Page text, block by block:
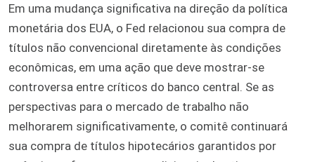
Em uma mudança significativa na direção da política
monetária dos EUA, o Fed relacionou sua compra de
títulos não convencional diretamente às condições
econômicas, em uma ação que deve mostrar-se
controversa entre críticos do banco central. Se as
perspectivas para o mercado de trabalho não
melhorarem significativamente, o comitê continuará
sua compra de títulos hipotecários garantidos por